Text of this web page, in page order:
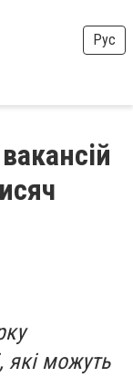
Рус
які можуть